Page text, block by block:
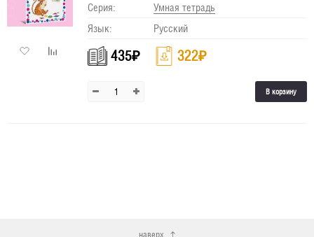
Серия:
Умная тетрадь
Язык:
Русский
435₽ 322₽
В корзину
наверх